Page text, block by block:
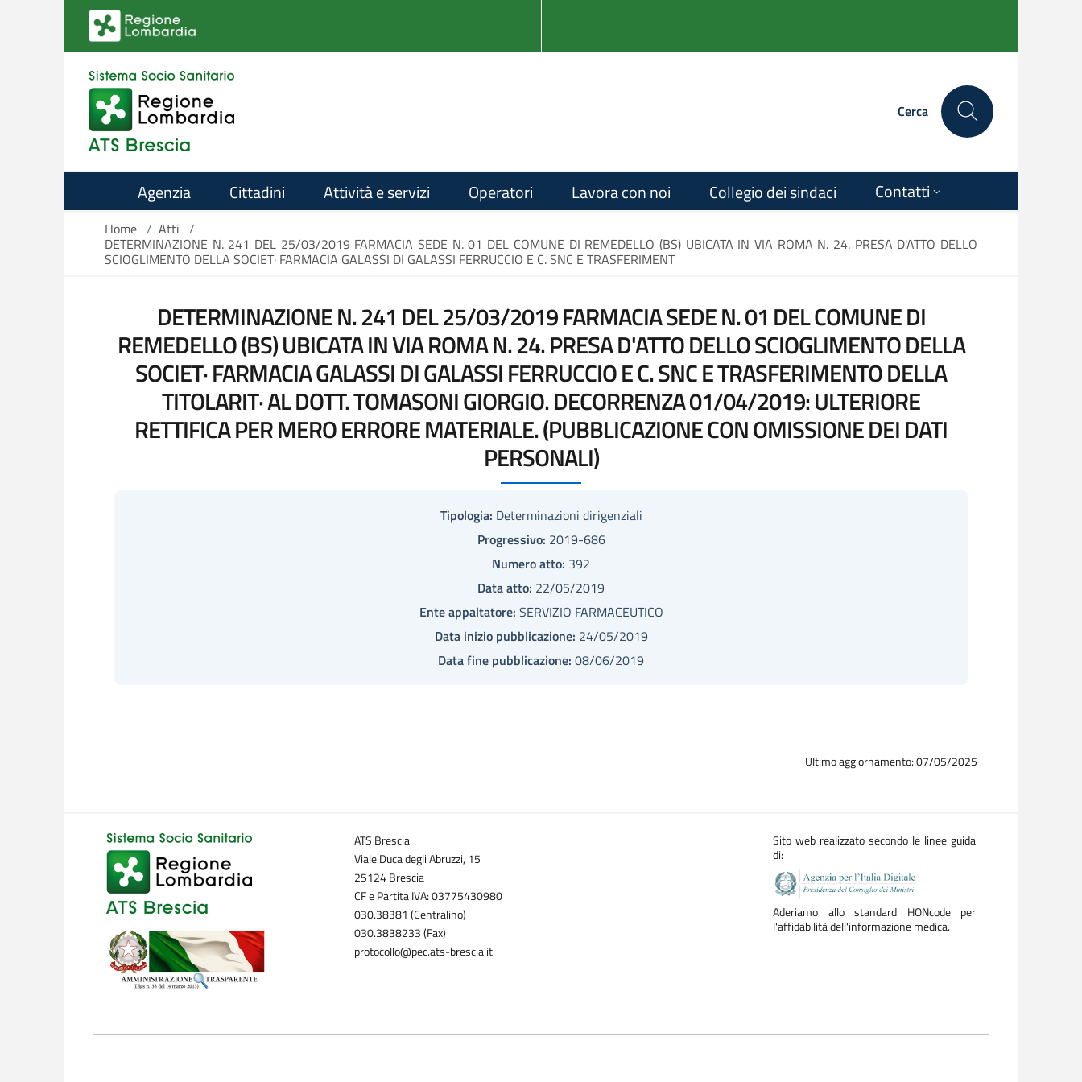
Salta al contenuto principale
Cerca
Agenzia Cittadini Attività e servizi Operatori Lavora con noi Collegio dei sindaci Contatti
Home / Atti /
DETERMINAZIONE N. 241 DEL 25/03/2019 FARMACIA SEDE N. 01 DEL COMUNE DI REMEDELLO (BS) UBICATA IN VIA ROMA N. 24. PRESA D'ATTO DELLO
SCIOGLIMENTO DELLA SOCIET· FARMACIA GALASSI DI GALASSI FERRUCCIO E C. SNC E TRASFERIMENT
DETERMINAZIONE N. 241 DEL 25/03/2019 FARMACIA SEDE N. 01 DEL COMUNE DI
REMEDELLO (BS) UBICATA IN VIA ROMA N. 24. PRESA D'ATTO DELLO SCIOGLIMENTO DELLA
SOCIET· FARMACIA GALASSI DI GALASSI FERRUCCIO E C. SNC E TRASFERIMENTO DELLA
TITOLARIT· AL DOTT. TOMASONI GIORGIO. DECORRENZA 01/04/2019: ULTERIORE
RETTIFICA PER MERO ERRORE MATERIALE. (PUBBLICAZIONE CON OMISSIONE DEI DATI
PERSONALI)
Tipologia: Determinazioni dirigenziali
Progressivo: 2019-686
Numero atto: 392
Data atto: 22/05/2019
Ente appaltatore: SERVIZIO FARMACEUTICO
Data inizio pubblicazione: 24/05/2019
Data fine pubblicazione: 08/06/2019
Ultimo aggiornamento: 07/05/2025
ATS Brescia
Viale Duca degli Abruzzi, 15
25124 Brescia
CF e Partita IVA: 03775430980
030.38381 (Centralino)
030.3838233 (Fax)
protocollo@pec.ats-brescia.it
Sito web realizzato secondo le linee guida
di:
Aderiamo allo standard HONcode per
l'affidabilità dell'informazione medica.